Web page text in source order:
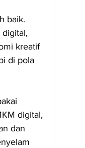
baik.
digital,
kreatif
di pola
digital,
dan